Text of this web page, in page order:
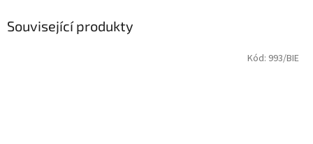
Související produkty
Kód: 993/BIE